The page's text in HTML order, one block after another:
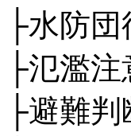
├水防団
├氾濫
├避難